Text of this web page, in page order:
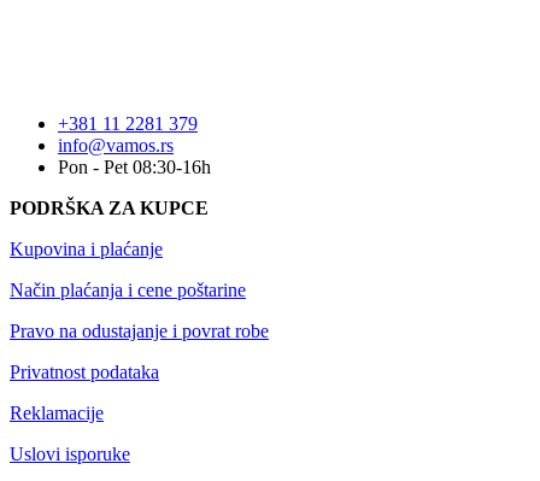
+381 11 2281 379
info@vamos.rs
Pon - Pet 08:30-16h
PODRŠKA ZA KUPCE
Kupovina i plaćanje
Način plaćanja i cene poštarine
Pravo na odustajanje i povrat robe
Privatnost podataka
Reklamacije
Uslovi isporuke